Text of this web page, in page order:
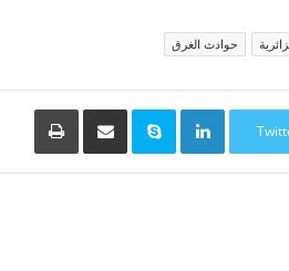
حوادث الغرق
LinkedIn
Skype مشاركة عبر البريد طباعة